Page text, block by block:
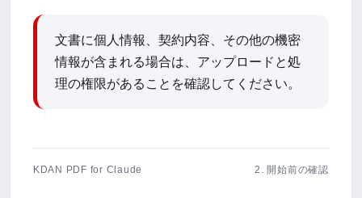
文書に個人情報、契約内容、その他の機密
情報が含まれる場合は、アップロードと処
理の権限があることを確認してください。
KDAN PDF for Claude 2. 開始前の確認